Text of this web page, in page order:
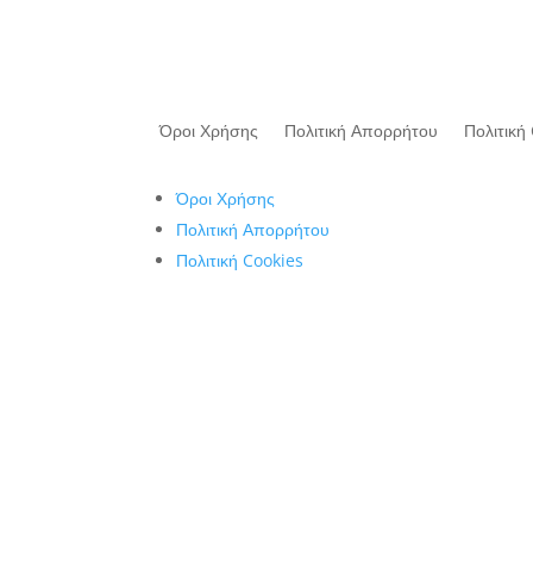
Όροι Χρήσης Πολιτική Απορρήτου
Όροι Χρήσης
Πολιτική Απορρήτου
Πολιτική Cookies